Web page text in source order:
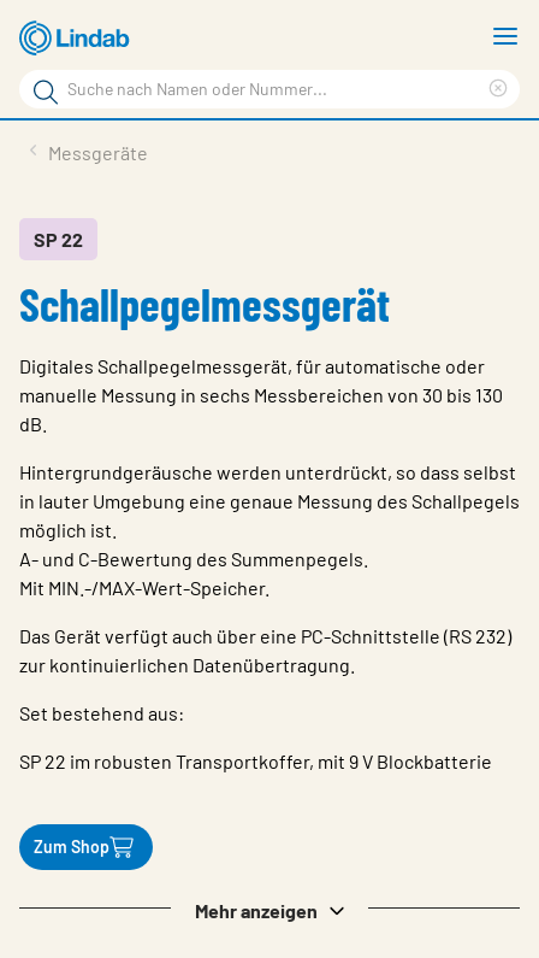
Zum
Hauptinhalt
springen
Suchbegriff
Seite
durchsuchen
Wissen & Service
Inspiration
Nachhaltigkeit
Kontakt
Wähle Sprache
Germany - Ventilation
Messgeräte
SP 22
Schallpegelmessgerät
Digitales Schallpegelmessgerät, für automatische oder
manuelle Messung in sechs Messbereichen von 30 bis 130
dB.
Hintergrundgeräusche werden unterdrückt, so dass selbst
in lauter Umgebung eine genaue Messung des Schallpegels
möglich ist.
A- und C-Bewertung des Summenpegels.
Mit MIN.-/MAX-Wert-Speicher.
Das Gerät verfügt auch über eine PC-Schnittstelle (RS 232)
zur kontinuierlichen Datenübertragung.
Set bestehend aus:
SP 22 im robusten Transportkoffer, mit 9 V Blockbatterie
Zum Shop
Mehr anzeigen